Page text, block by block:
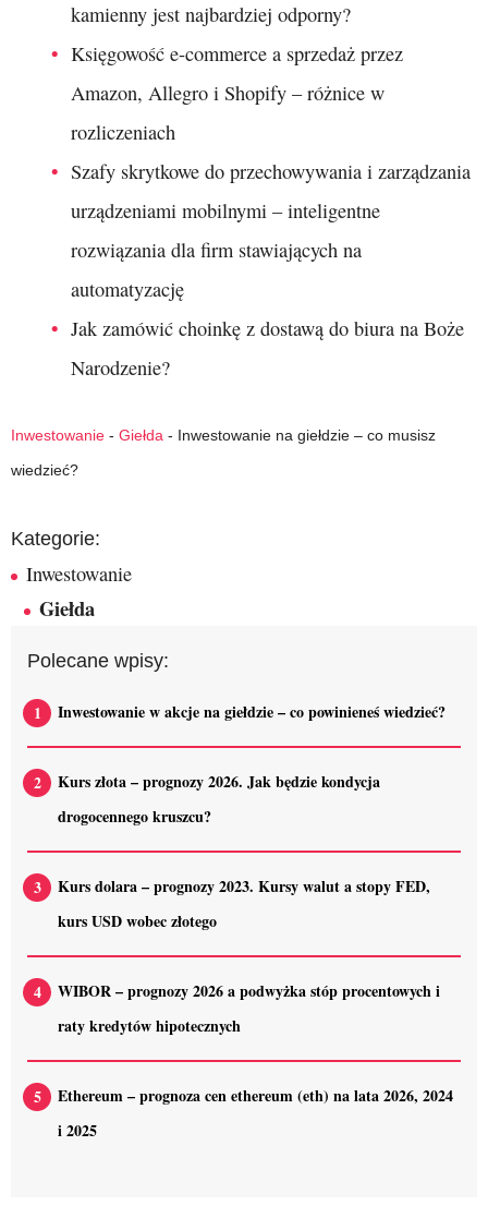
kamienny jest najbardziej odporny?
Księgowość e-commerce a sprzedaż przez
Amazon, Allegro i Shopify – różnice w
rozliczeniach
Szafy skrytkowe do przechowywania i zarządzania
urządzeniami mobilnymi – inteligentne
rozwiązania dla firm stawiających na
automatyzację
Jak zamówić choinkę z dostawą do biura na Boże
Narodzenie?
Inwestowanie - Giełda - Inwestowanie na giełdzie – co musisz
wiedzieć?
Kategorie:
Inwestowanie
Giełda
Polecane wpisy:
Inwestowanie w akcje na giełdzie – co powinieneś wiedzieć?
Kurs złota – prognozy 2026. Jak będzie kondycja
drogocennego kruszcu?
Kurs dolara – prognozy 2023. Kursy walut a stopy FED,
kurs USD wobec złotego
WIBOR – prognozy 2026 a podwyżka stóp procentowych i
raty kredytów hipotecznych
Ethereum – prognoza cen ethereum (eth) na lata 2026, 2024
i 2025